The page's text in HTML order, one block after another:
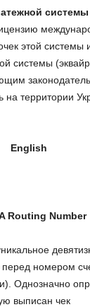
системы
этой системы
системы
на территории
English
Routing Number
перед номером
Однозначно
выписан чек